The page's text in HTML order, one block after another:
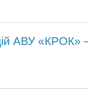
АВУ «КРОК»